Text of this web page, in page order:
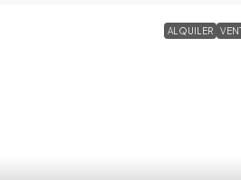
ALQUILER